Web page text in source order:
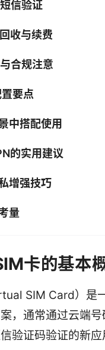
信验证
收与续费
合规注意
要点
中搭配使用
的实用建议
增强技巧
量
卡的基本
SIM Card）是
，通常通过云端
验证码验证的新